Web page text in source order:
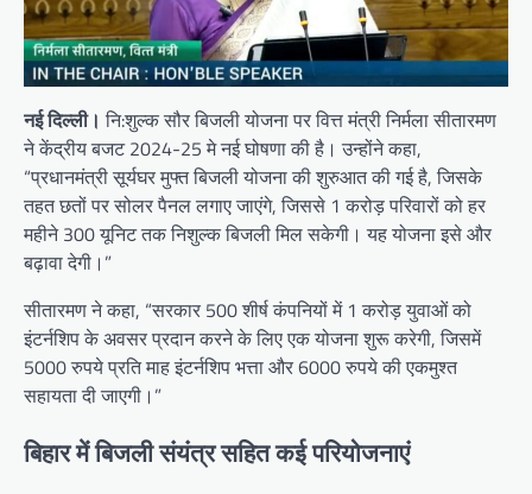
नई दिल्ली। नि:शुल्क सौर बिजली योजना पर वित्त मंत्री निर्मला सीतारमण
ने केंद्रीय बजट 2024-25 मे नई घोषणा की है। उन्होंने कहा,
“प्रधानमंत्री सूर्यघर मुफ्त बिजली योजना की शुरुआत की गई है, जिसके
तहत छतों पर सोलर पैनल लगाए जाएंगे, जिससे 1 करोड़ परिवारों को हर
महीने 300 यूनिट तक निशुल्क बिजली मिल सकेगी। यह योजना इसे और
बढ़ावा देगी।”
सीतारमण ने कहा, “सरकार 500 शीर्ष कंपनियों में 1 करोड़ युवाओं को
इंटर्नशिप के अवसर प्रदान करने के लिए एक योजना शुरू करेगी, जिसमें
5000 रुपये प्रति माह इंटर्नशिप भत्ता और 6000 रुपये की एकमुश्त
सहायता दी जाएगी।”
बिहार में बिजली संयंत्र सहित कई परियोजनाएं